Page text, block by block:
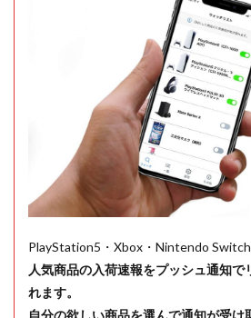
PlayStation5・Xbox・Nintendo
人気商品の入荷速報をプッシュ通知で
れます。